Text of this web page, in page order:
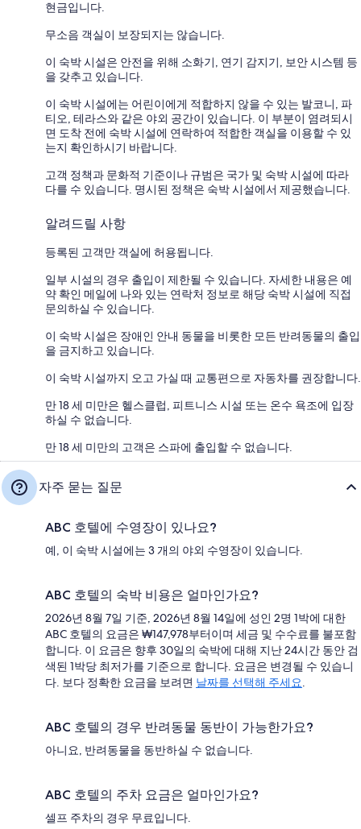
현금입니다.
무소음 객실이 보장되지는 않습니다.
이 숙박 시설은 안전을 위해 소화기, 연기 감지기, 보안 시스템 등
을 갖추고 있습니다.
이 숙박 시설에는 어린이에게 적합하지 않을 수 있는 발코니, 파
티오, 테라스와 같은 야외 공간이 있습니다. 이 부분이 염려되시
면 도착 전에 숙박 시설에 연락하여 적합한 객실을 이용할 수 있
는지 확인하시기 바랍니다.
고객 정책과 문화적 기준이나 규범은 국가 및 숙박 시설에 따라
다를 수 있습니다. 명시된 정책은 숙박 시설에서 제공했습니다.
알려드릴 사항
등록된 고객만 객실에 허용됩니다.
일부 시설의 경우 출입이 제한될 수 있습니다. 자세한 내용은 예
약 확인 메일에 나와 있는 연락처 정보로 해당 숙박 시설에 직접
문의하실 수 있습니다.
이 숙박 시설은 장애인 안내 동물을 비롯한 모든 반려동물의 출입
을 금지하고 있습니다.
이 숙박 시설까지 오고 가실 때 교통편으로 자동차를 권장합니다.
만 18 세 미만은 헬스클럽, 피트니스 시설 또는 온수 욕조에 입장
하실 수 없습니다.
만 18 세 미만의 고객은 스파에 출입할 수 없습니다.
자주 묻는 질문
ABC 호텔에 수영장이 있나요?
예, 이 숙박 시설에는 3 개의 야외 수영장이 있습니다.
ABC 호텔의 숙박 비용은 얼마인가요?
2026년 8월 7일 기준, 2026년 8월 14일에 성인 2명 1박에 대한
ABC 호텔의 요금은 ₩147,978부터이며 세금 및 수수료를 불포함
합니다. 이 요금은 향후 30일의 숙박에 대해 지난 24시간 동안 검
색된 1박당 최저가를 기준으로 합니다. 요금은 변경될 수 있습니
다. 보다 정확한 요금을 보려면 날짜를 선택해 주세요.
ABC 호텔의 경우 반려동물 동반이 가능한가요?
아니요, 반려동물을 동반하실 수 없습니다.
ABC 호텔의 주차 요금은 얼마인가요?
셀프 주차의 경우 무료입니다.